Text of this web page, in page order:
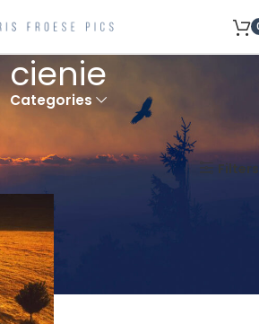
cienie
Categories
oznaczone “cienie”
Filters